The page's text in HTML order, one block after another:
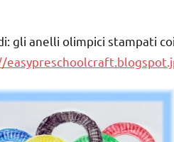
gli anelli olimpici stampati